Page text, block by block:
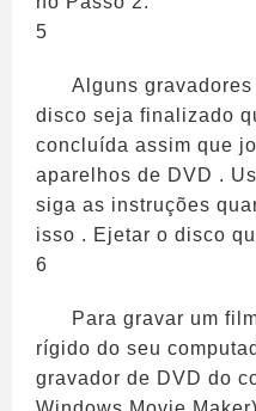
5
Alguns
disco seja finalizado
concluída assim que
aparelhos de DVD .
siga as instruções
isso . Ejetar o disco
6
Para gravar um
rígido do seu
gravador de DVD do